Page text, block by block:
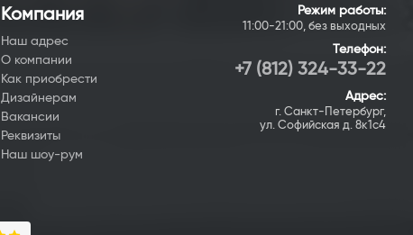
Компания
Наш адрес
О компании
Как приобрести
Дизайнерам
Вакансии
Реквизиты
Наш шоу-рум
Режим работы:
11:00-21:00, без выходных
Телефон:
+7 (812) 324-33-22
Адрес:
г. Санкт-Петербург,
ул. Софийская д. 8к1с4